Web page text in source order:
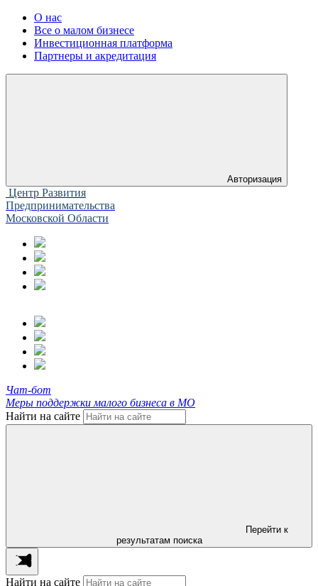
О нас
Все о малом бизнесе
Инвестиционная платформа
Партнеры и акредитация
Авторизация
Центр Развития
Предпринимательства
Московской Области
Чат-бот
Меры поддержки малого бизнеса в МО
Найти на сайте
Перейти к
результатам поиска
Найти на сайте